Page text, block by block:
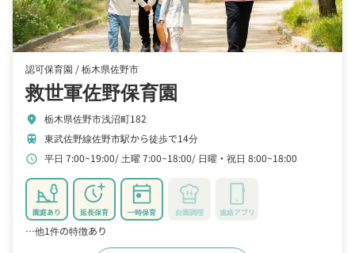
認可保育園 /栃木県佐野市
救世軍佐野保育園
location_on 栃木県佐野市浅沼町182
train 東武佐野線佐野市駅から徒歩で14分
schedule 平日 7:00~19:00 土曜 7:00~18:00 日曜・祝日 8:00~18:00
園庭あり 延長保育 一時保育 自園調理 連絡アプリ
…他1件の特徴あり